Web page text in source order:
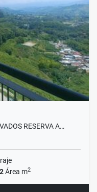
RESERVA A…
Área m2